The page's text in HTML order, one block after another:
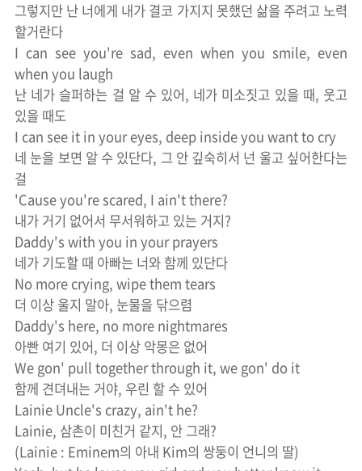
그렇지만 난 너에게 내가 결코 가지지 못했던 삶을 주려고 노력
할거란다
I can see you're sad, even when you smile, even
when you laugh
난 네가 슬퍼하는 걸 알 수 있어, 네가 미소짓고 있을 때, 웃고
있을 때도
I can see it in your eyes, deep inside you want to cry
네 눈을 보면 알 수 있단다, 그 안 깊숙히서 넌 울고 싶어한다는
걸
'Cause you're scared, I ain't there?
내가 거기 없어서 무서워하고 있는 거지?
Daddy's with you in your prayers
네가 기도할 때 아빠는 너와 함께 있단다
No more crying, wipe them tears
더 이상 울지 말아, 눈물을 닦으렴
Daddy's here, no more nightmares
아빤 여기 있어, 더 이상 악몽은 없어
We gon' pull together through it, we gon' do it
함께 견뎌내는 거야, 우린 할 수 있어
Lainie Uncle's crazy, ain't he?
Lainie, 삼촌이 미친거 같지, 안 그래?
(Lainie : Eminem의 아내 Kim의 쌍둥이 언니의 딸)